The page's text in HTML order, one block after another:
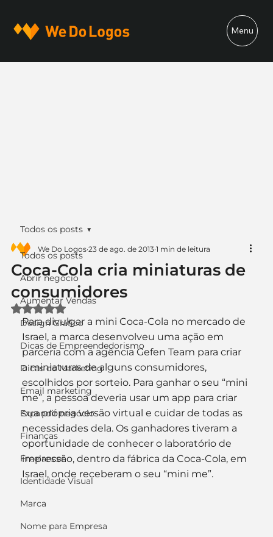
Menu
Todos os posts
Abrir negócio
Aumentar Vendas
Design Gráfico
Dicas de Empreendedorismo
Dicas de Marketing
Email marketing
Expandir negócio
Finanças
Freelancer
Identidade Visual
Marca
Nome para Empresa
Todos os posts
Coca-Cola cria miniaturas de
consumidores
We Do Logos 23 de ago. de 2013 1 min de leitura
Avaliado com NaN de 5 estrelas.
Para divulgar a mini Coca-Cola no mercado de
Israel, a marca desenvolveu uma ação em
parceria com a agência Gefen Team para criar
a miniaturas de alguns consumidores,
escolhidos por sorteio. Para ganhar o seu “mini
me”, a pessoa deveria usar um app para criar
sua própria versão virtual e cuidar de todas as
necessidades dela. Os ganhadores tiveram a
oportunidade de conhecer o laboratório de
impressão, dentro da fábrica da Coca-Cola, em
Israel, onde receberam o seu “mini me”.